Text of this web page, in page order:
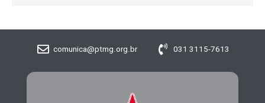
comunica@ptmg.org.br 031 3115-7613